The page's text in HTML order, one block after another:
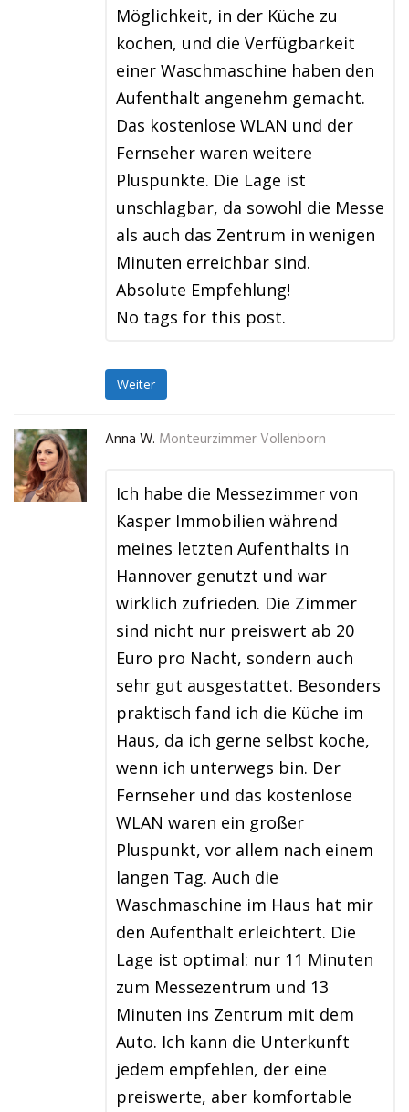
Möglichkeit, in der Küche zu
kochen, und die Verfügbarkeit
einer Waschmaschine haben den
Aufenthalt angenehm gemacht.
Das kostenlose WLAN und der
Fernseher waren weitere
Pluspunkte. Die Lage ist
unschlagbar, da sowohl die Messe
als auch das Zentrum in wenigen
Minuten erreichbar sind.
Absolute Empfehlung!
No tags for this post.
Weiter
Anna W. Monteurzimmer Vollenborn
Ich habe die Messezimmer von
Kasper Immobilien während
meines letzten Aufenthalts in
Hannover genutzt und war
wirklich zufrieden. Die Zimmer
sind nicht nur preiswert ab 20
Euro pro Nacht, sondern auch
sehr gut ausgestattet. Besonders
praktisch fand ich die Küche im
Haus, da ich gerne selbst koche,
wenn ich unterwegs bin. Der
Fernseher und das kostenlose
WLAN waren ein großer
Pluspunkt, vor allem nach einem
langen Tag. Auch die
Waschmaschine im Haus hat mir
den Aufenthalt erleichtert. Die
Lage ist optimal: nur 11 Minuten
zum Messezentrum und 13
Minuten ins Zentrum mit dem
Auto. Ich kann die Unterkunft
jedem empfehlen, der eine
preiswerte, aber komfortable